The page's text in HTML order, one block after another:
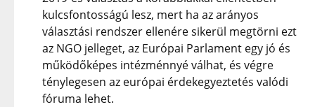
kulcsfontosságú lesz, mert ha az arányos
választási rendszer ellenére sikerül megtörni ezt
az NGO jelleget, az Európai Parlament egy jó és
működőképes intézménnyé válhat, és végre
ténylegesen az európai érdekegyeztetés valódi
fóruma lehet.